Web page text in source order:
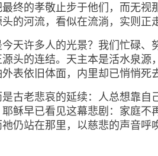
终的孝敬止步于他们，而无视
的河流，看似在流淌，实则
天许多人的光景？我们忙碌、
头的连结。天主本是活水泉源
表依旧体面，内里却已悄悄死去
古老悲哀的延续：人总想靠自
稣早已看见这幕悲剧：家庭不
仍站在那里，以慈悲的声音呼